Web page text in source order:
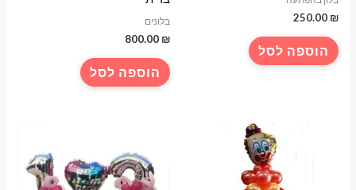
250.00 ₪
הוספה לסל
בלונים
800.00 ₪
הוספה לסל